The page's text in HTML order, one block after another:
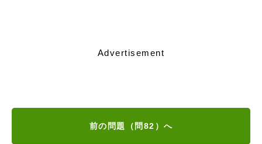
Advertisement
前の問題（問82）へ